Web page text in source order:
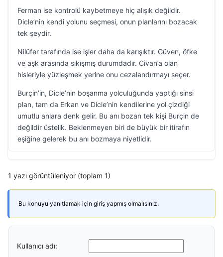
Ferman ise kontrolü kaybetmeye hiç alışık değildir.
Dicle’nin kendi yolunu seçmesi, onun planlarını bozacak
tek şeydir.
Nilüfer tarafında ise işler daha da karışıktır. Güven, öfke
ve aşk arasında sıkışmış durumdadır. Civan’a olan
hisleriyle yüzleşmek yerine onu cezalandırmayı seçer.
Burçin’in, Dicle’nin boşanma yolculuğunda yaptığı sinsi
plan, tam da Erkan ve Dicle’nin kendilerine yol çizdiği
umutlu anlara denk gelir. Bu anı bozan tek kişi Burçin de
değildir üstelik. Beklenmeyen biri de büyük bir itirafın
eşiğine gelerek bu anı bozmaya niyetlidir.
1 yazı görüntüleniyor (toplam 1)
Bu konuyu yanıtlamak için giriş yapmış olmalısınız.
Kullanıcı adı: